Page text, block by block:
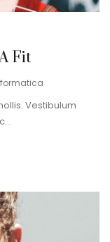
Fit
Vestibulum